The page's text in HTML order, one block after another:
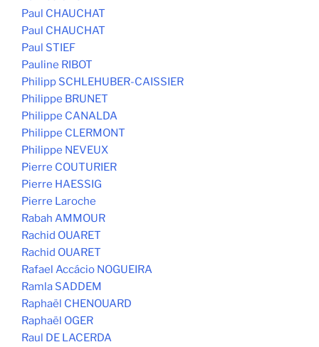
Paul CHAUCHAT
Paul CHAUCHAT
Paul STIEF
Pauline RIBOT
Philipp SCHLEHUBER-CAISSIER
Philippe BRUNET
Philippe CANALDA
Philippe CLERMONT
Philippe NEVEUX
Pierre COUTURIER
Pierre HAESSIG
Pierre Laroche
Rabah AMMOUR
Rachid OUARET
Rachid OUARET
Rafael Accácio NOGUEIRA
Ramla SADDEM
Raphaël CHENOUARD
Raphaël OGER
Raul DE LACERDA